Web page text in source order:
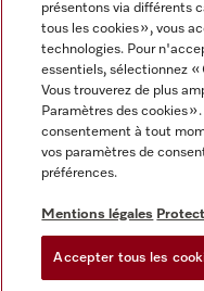
Informations légales
CGV
Conditions d’utilisation
Déclaration d'accessibilité
Digital Services Act
présentons via différents
tous les cookies », vous
technologies. Pour
essentiels, sélectionnez
Vous trouverez de plus
Paramètres des cookies
consentement à tout
vos paramètres de
préférences.
Mentions légales
Accepter tous les